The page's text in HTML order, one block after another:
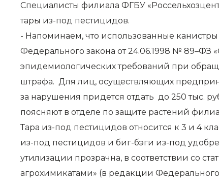
Специалисты филиала ФГБУ
тары из-под пестицидов.
- Напоминаем, что использованные
Федерального закона от 24.06.1998 № 89–ФЗ
эпидемиологических требований при
штрафа. Для лиц, осуществляющих
за нарушения придется отдать до 250 тыс.
поясняют в отделе по защите растений
Тара из-под пестицидов относится к 3 и 4
из-под пестицидов и биг-бэги из-под
утилизации прозрачна, в соответствии со
агрохимикатами» (в редакции